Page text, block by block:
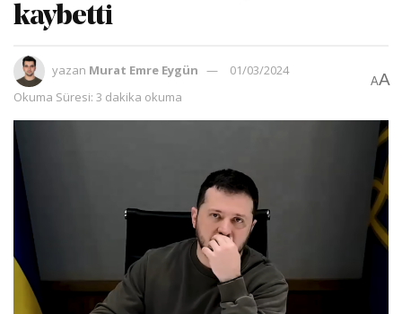
kaybetti
yazan Murat Emre Eygün
01/03/2024
Okuma Süresi: 3 dakika okuma
AA